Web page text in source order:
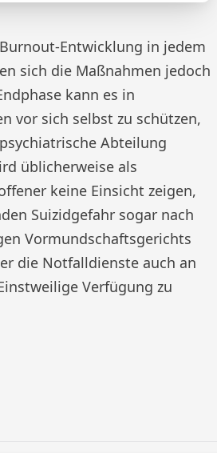
Entwicklung in jedem
sich die Maßnahmen jedoch
kann es in
vor sich selbst zu schützen,
Abteilung
üblicherweise als
keine Einsicht zeigen,
Suizidgefahr sogar nach
Vormundschaftsgerichts
die Notfalldienste auch an
Verfügung zu